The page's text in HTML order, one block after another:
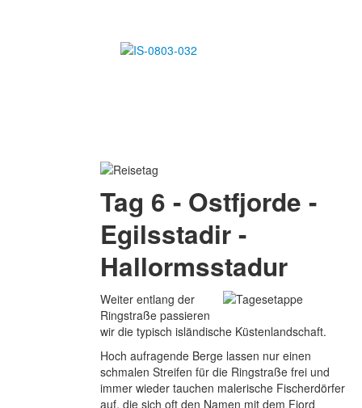
Tag 6 - Ostfjorde -
Egilsstadir -
Hallormsstadur
Weiter entlang der
Ringstraße passieren
wir die typisch isländische Küstenlandschaft.
Hoch aufragende Berge lassen nur einen
schmalen Streifen für die Ringstraße frei und
immer wieder tauchen malerische Fischerdörfer
auf, die sich oft den Namen mit dem Fjord